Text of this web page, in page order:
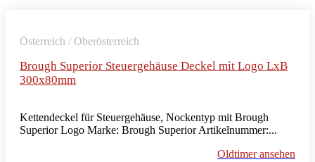
Österreich / Oberösterreich
Brough Superior Steuergehäuse Deckel mit Logo LxB
300x80mm
Kettendeckel für Steuergehäuse, Nockentyp mit Brough
Superior Logo Marke: Brough Superior Artikelnummer:...
Oldtimer ansehen